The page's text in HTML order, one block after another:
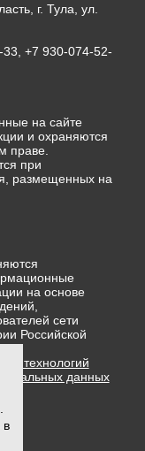
г. Тула, ул.
+7 930-074-52-
на сайте
и охраняются
праве.
при
размещенных на
на основе
сети
Российской
технологий
данных
в